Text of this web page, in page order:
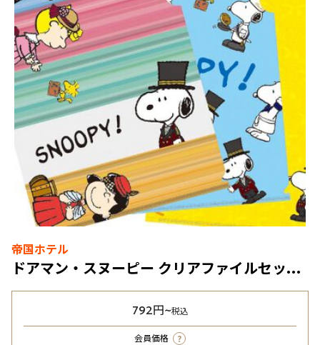
帝国ホテル
ドアマン・スヌーピー クリアファイルセット 3枚入
792円~税込
会員価格 ?